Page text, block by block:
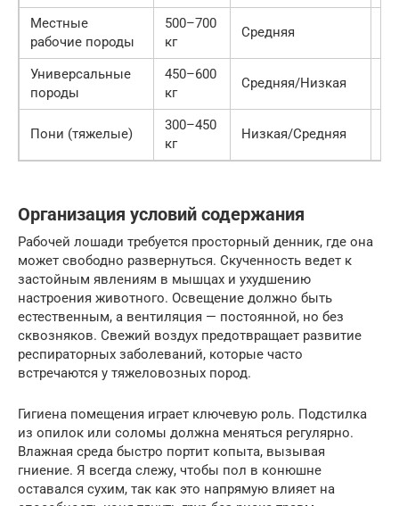
Местные
рабочие породы
500–700
кг
Средняя
Универсальные
породы
450–600
кг
Средняя/Низкая
Пони (тяжелые)
300–450
кг
Низкая/Средняя
Организация условий содержания
Рабочей лошади требуется просторный денник, где она
может свободно развернуться. Скученность ведет к
застойным явлениям в мышцах и ухудшению
настроения животного. Освещение должно быть
естественным, а вентиляция — постоянной, но без
сквозняков. Свежий воздух предотвращает развитие
респираторных заболеваний, которые часто
встречаются у тяжеловозных пород.
Гигиена помещения играет ключевую роль. Подстилка
из опилок или соломы должна меняться регулярно.
Влажная среда быстро портит копыта, вызывая
гниение. Я всегда слежу, чтобы пол в конюшне
оставался сухим, так как это напрямую влияет на